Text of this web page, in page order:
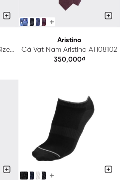
Aristino
Cà Vạt Nam Aristino ATI08102
350,000₫